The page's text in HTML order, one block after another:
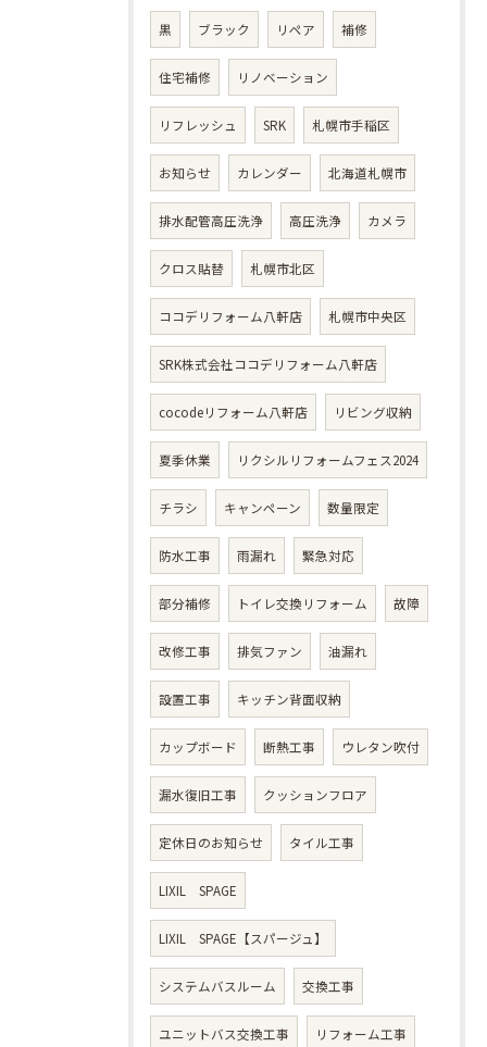
黒 ブラック リペア 補修
住宅補修 リノベーション
リフレッシュ SRK 札幌市手稲区
お知らせ カレンダー 北海道札幌市
排水配管高圧洗浄 高圧洗浄 カメラ
クロス貼替 札幌市北区
ココデリフォーム八軒店 札幌市中央区
SRK株式会社ココデリフォーム八軒店
cocodeリフォーム八軒店 リビング収納
夏季休業 リクシルリフォームフェス2024
チラシ キャンペーン 数量限定
防水工事 雨漏れ 緊急対応
部分補修 トイレ交換リフォーム 故障
改修工事 排気ファン 油漏れ
設置工事 キッチン背面収納
カップボード 断熱工事 ウレタン吹付
漏水復旧工事 クッションフロア
定休日のお知らせ タイル工事
LIXIL SPAGE
LIXIL SPAGE【スパージュ】
システムバスルーム 交換工事
ユニットバス交換工事 リフォーム工事